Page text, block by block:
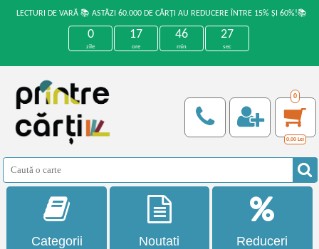
LECTURI DE VARĂ 📚 ASTĂZI 60.000 DE CĂRȚI AU REDUCERE ÎNTRE 15% ȘI 60%!📚
0
zile
17
ore
46
min
26
sec
0
0,00 Lei
Categorii Noutati Reduceri